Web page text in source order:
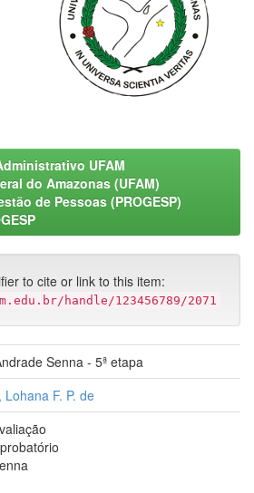
UFAM
do Amazonas (UFAM)
de Pessoas (PROGESP)
to cite or link to this item:
handle/123456789/2071
Senna - 5ª etapa
Lohana F. P. de